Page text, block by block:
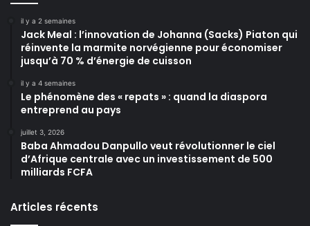
il y a 2 semaines
Jack Meal : l’innovation de Johanna (Sacks) Piaton qui
réinvente la marmite norvégienne pour économiser
jusqu’à 70 % d’énergie de cuisson
il y a 4 semaines
Le phénomène des « repats » : quand la diaspora
entreprend au pays
juillet 3, 2026
Baba Ahmadou Danpullo veut révolutionner le ciel
d’Afrique centrale avec un investissement de 500
milliards FCFA
Articles récents